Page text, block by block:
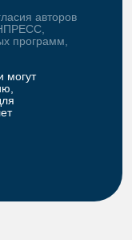
могут
авторов
программ,